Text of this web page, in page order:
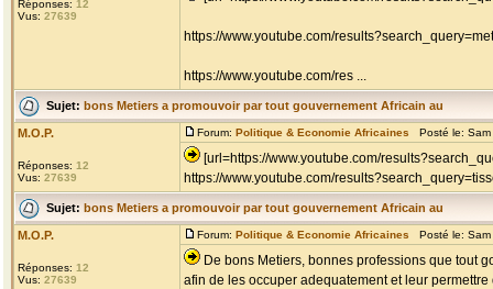
Réponses: 12
Vus: 27639
https://www.youtube.com/
https://www.youtube.com/res ...
Sujet: bons Metiers a promouvoir par tout gouvernement Africain au
M.O.P.
Réponses: 12
Vus: 27639
Forum: Politique & Economie Africaines Posté le:
[url=https://www.youtube.com/
https://www.youtube.com/
Sujet: bons Metiers a promouvoir par tout gouvernement Africain au
M.O.P.
Réponses: 12
Vus: 27639
Forum: Politique & Economie Africaines Posté le:
De bons Metiers, bonnes professions que tout
afin de les occuper adequatement et leur